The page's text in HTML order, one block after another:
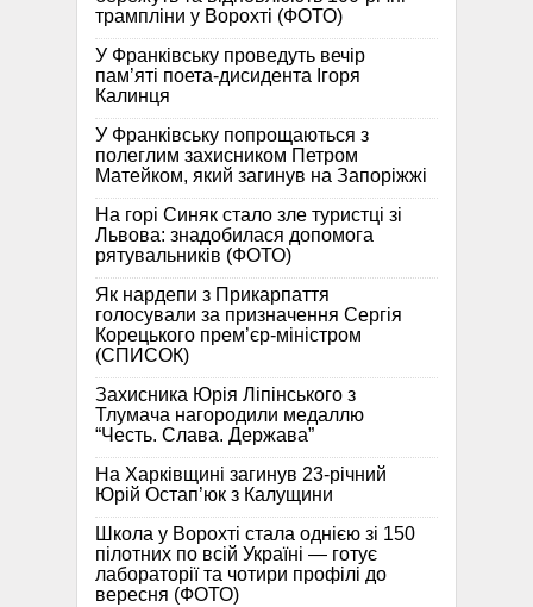
трампліни у Ворохті (ФОТО)
У Франківську проведуть вечір
пам’яті поета-дисидента Ігоря
Калинця
У Франківську попрощаються з
полеглим захисником Петром
Матейком, який загинув на Запоріжжі
На горі Синяк стало зле туристці зі
Львова: знадобилася допомога
рятувальників (ФОТО)
Як нардепи з Прикарпаття
голосували за призначення Сергія
Корецького прем’єр-міністром
(СПИСОК)
Захисника Юрія Ліпінського з
Тлумача нагородили медаллю
“Честь. Слава. Держава”
На Харківщині загинув 23-річний
Юрій Остап’юк з Калущини
Школа у Ворохті стала однією зі 150
пілотних по всій Україні — готує
лабораторії та чотири профілі до
вересня (ФОТО)